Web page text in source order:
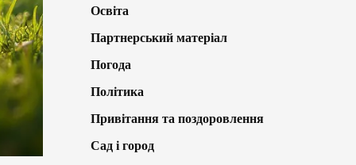
Освіта
Партнерський матеріал
Погода
Політика
Привітання та поздоровлення
Сад і город